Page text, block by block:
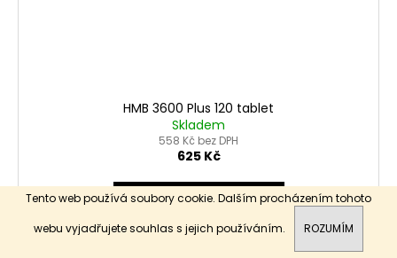
Tento web používá soubory cookie. Dalším procházením tohoto
webu vyjadřujete souhlas s jejich používáním.
ROZUMÍM
HMB 3600 Plus 120 tablet
Skladem
558 Kč bez DPH
625 Kč
DO KOŠÍKU